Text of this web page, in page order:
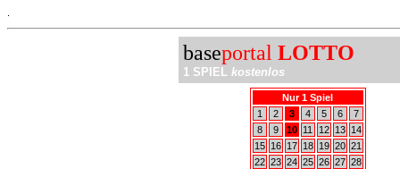
baseportal LOTTO
1 SPIEL kostenlos
Nur 1 Spiel
1
2 3 4 5 6
7
8
9 10 11 12 13
14
15
16 17 18 19 20 21
22 23 24 25 26 27 28